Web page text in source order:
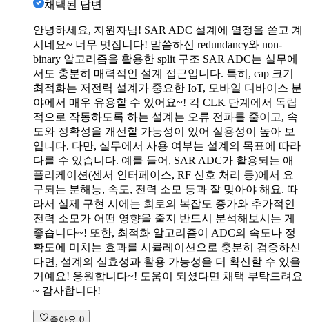
채택된 답변
안녕하세요, 지원자님! SAR ADC 설계에 열정을 쏟고 계
시네요~ 너무 멋집니다! 말씀하신 redundancy와 non-
binary 알고리즘을 활용한 split 구조 SAR ADC는 실무에
서도 충분히 매력적인 설계 접근입니다. 특히, cap 크기
최적화는 저전력 설계가 중요한 IoT, 모바일 디바이스 분
야에서 매우 유용할 수 있어요~! 각 CLK 단계에서 독립
적으로 작동하도록 하는 설계는 오류 전파를 줄이고, 속
도와 정확성을 개선할 가능성이 있어 실용성이 높아 보
입니다. 다만, 실무에서 사용 여부는 설계의 목표에 따라
다를 수 있습니다. 예를 들어, SAR ADC가 활용되는 애
플리케이션(센서 인터페이스, RF 신호 처리 등)에서 요
구되는 분해능, 속도, 전력 소모 등과 잘 맞아야 해요. 따
라서 실제 구현 시에는 회로의 복잡도 증가와 추가적인
전력 소모가 어떤 영향을 줄지 반드시 분석해보시는 게
좋습니다~! 또한, 최적화 알고리즘이 ADC의 속도나 정
확도에 미치는 효과를 시뮬레이션으로 충분히 검증하신
다면, 설계의 실효성과 활용 가능성을 더 확신할 수 있을
거예요! 응원합니다~! 도움이 되셨다면 채택 부탁드려요
~ 감사합니다!
좋아요 0